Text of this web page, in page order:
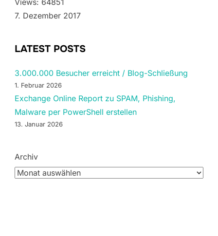
Views: 64851
7. Dezember 2017
LATEST POSTS
3.000.000 Besucher erreicht / Blog-Schließung
Exchange Online Report zu SPAM, Phishing,
Malware per PowerShell erstellen
Archiv